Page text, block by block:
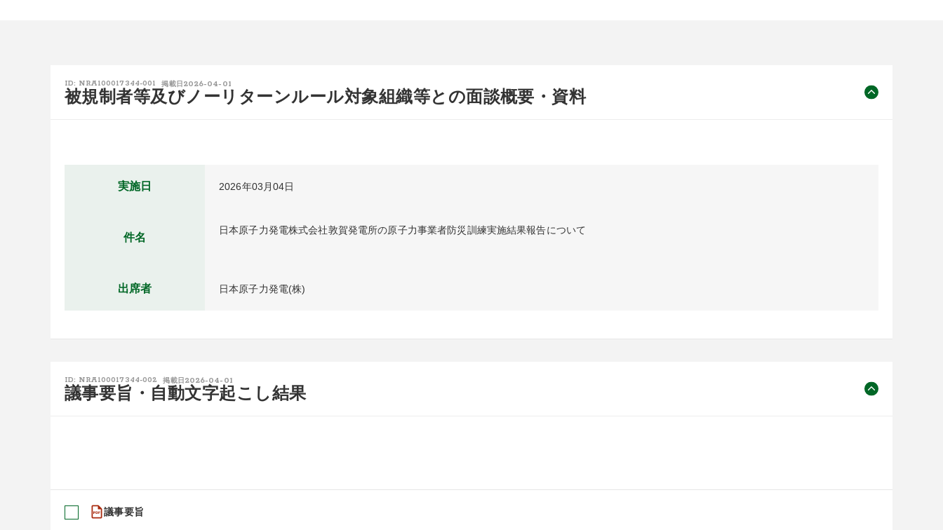
ID: NRA100017344-001 掲載日 2026-04-01
被規制者等及びノーリターンルール対象組織等との面談概要・資料
実施日 2026年03月04日
件名
日本原子力発電株式会社敦賀発電所の原子力事業者防災訓練実施結果報告について
出席者 日本原子力発電(株)
ID: NRA100017344-002 掲載日 2026-04-01
議事要旨・自動文字起こし結果
議事要旨